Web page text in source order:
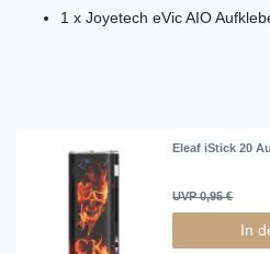
1 x Joyetech eVic AIO
Eleaf iStick 20
UVP 0,95 €
In